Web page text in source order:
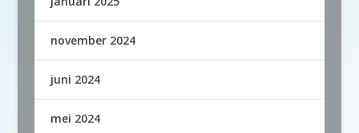
november 2024
juni 2024
mei 2024